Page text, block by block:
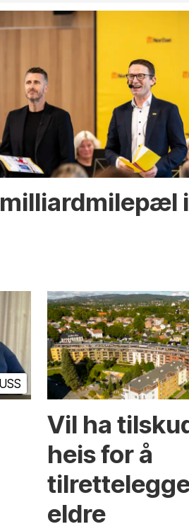
Vil ha
heis for å
eldre